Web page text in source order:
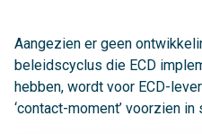
Aangezien er geen
beleidscyclus die ECD
hebben, wordt voor ECD-
‘contact-moment’ voorzien